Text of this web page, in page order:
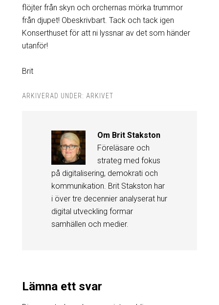
flöjter från skyn och orchernas mörka trummor
från djupet! Obeskrivbart. Tack och tack igen
Konserthuset för att ni lyssnar av det som händer
utanför!
Brit
ARKIVERAD UNDER: ARKIVET
Om Brit Stakston
Föreläsare och
strateg med fokus
på digitalisering, demokrati och
kommunikation. Brit Stakston har
i över tre decennier analyserat hur
digital utveckling formar
samhällen och medier.
Lämna ett svar